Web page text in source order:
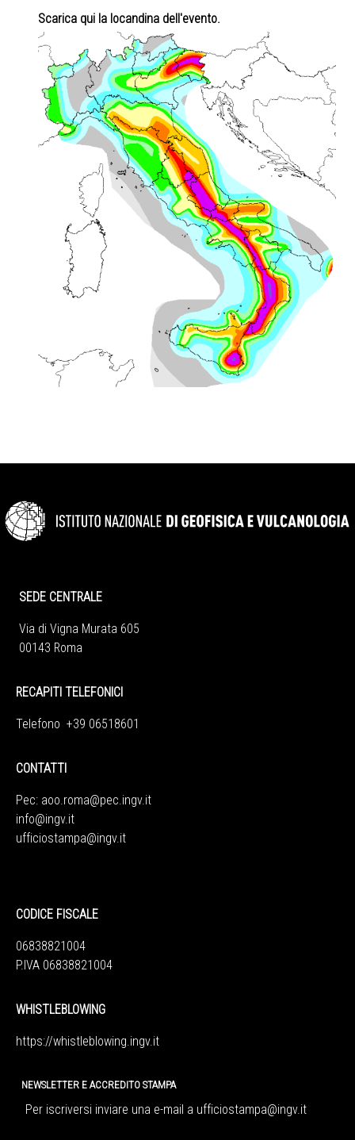
Scarica qui la locandina dell'evento.
SEDE CENTRALE
Via di Vigna Murata 605
00143 Roma
RECAPITI TELEFONICI
Telefono +39 06518601
CONTATTI
Pec: aoo.roma@pec.ingv.it
info@ingv.it
ufficiostampa@ingv.it
CODICE FISCALE
06838821004
P.IVA 06838821004
WHISTLEBLOWING
https://whistleblowing.ingv. it
NEWSLETTER E ACCREDITO STAMPA
Per iscriversi inviare una e-mail a ufficiostampa@ingv.it